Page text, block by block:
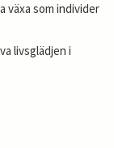
växa som individer
livsglädjen i